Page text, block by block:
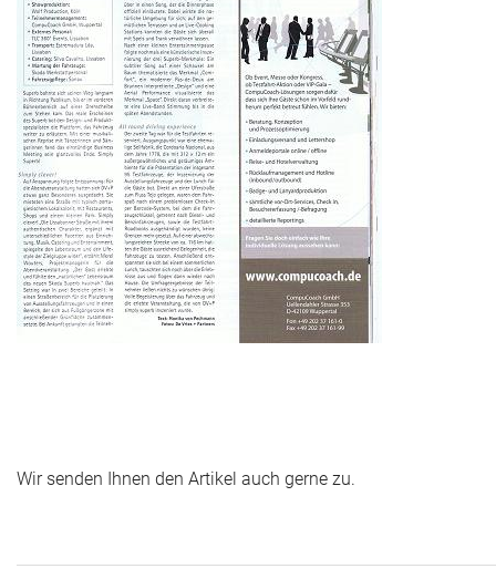
Wir senden Ihnen den Artikel auch gerne zu.